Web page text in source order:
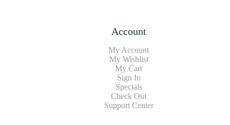
Account
My Account
My Wishlist
My Cart
Sign In
Specials
Check Out
Support Center